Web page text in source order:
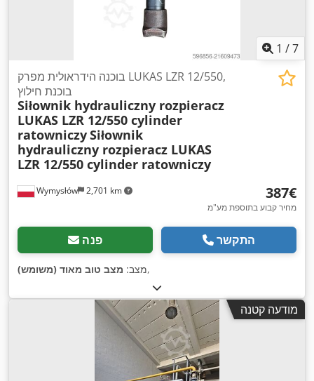
1 /7
Wymysłów 2,701 km
בוכנה הידראולית מפרק LUKAS LZR 12/550,
בוכנת חילוץ
Siłownik hydrauliczny rozpieracz
LUKAS LZR 12/550 cylinder
ratowniczySiłownik
hydrauliczny rozpieracz LUKAS
LZR 12/550 cylinder ratowniczy
‏387 ‏€
מחיר קבוע בתוספת מע"מ
פנה התקשר
מצב: מצב טוב מאוד (משומש) ,
מודעה קטנה